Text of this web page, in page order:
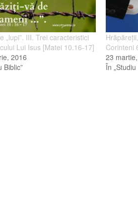
„lupi”. III. Trei caracteristici
Lui Isus [Matei 10.16-17]
2016
Biblic”
Corinteni
23
În „Studiu